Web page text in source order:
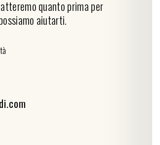
quanto prima per
aiutarti.